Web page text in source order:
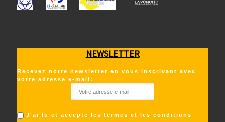
NEWSLETTER
Recevez notre newsletter en vous inscrivant avec
votre adresse e-mail:
J'ai lu et accepte les termes et les conditions